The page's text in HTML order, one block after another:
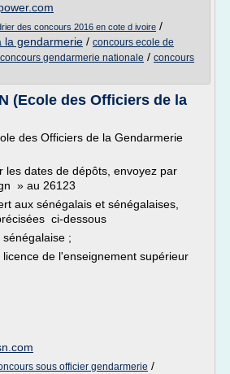
des concours 2016 en cote d ivoire /
la gendarmerie / concours ecole de
gendarmerie nationale / concours
(Ecole des Officiers de la
des Officiers de la Gendarmerie
les dates de dépôts, envoyez par
» au 26123
aux sénégalais et sénégalaises,
ci-dessous
;
de l'enseignement supérieur
sous officier gendarmerie /